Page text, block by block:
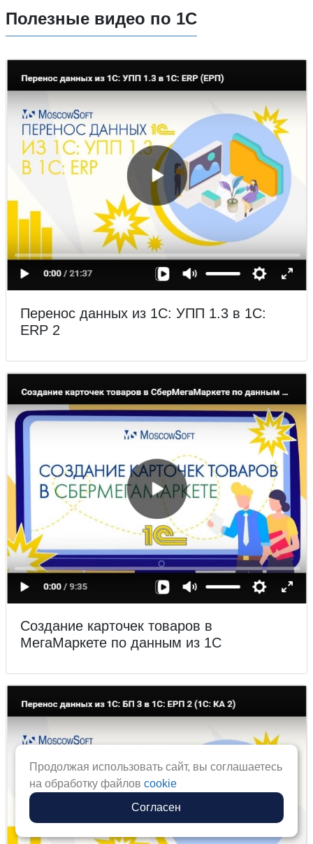
Полезные видео по 1С
Перенос данных из 1С: УПП 1.3 в 1С:
ERP 2
Создание карточек товаров в
МегаМаркете по данным из 1С
Продолжая использовать сайт, вы соглашаетесь
на обработку файловcookie
Согласен